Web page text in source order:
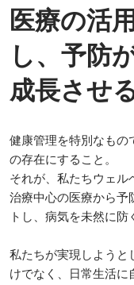
医療の活
し、予防
成長させ
健康管理を特別なもの
の存在にすること。
それが、私たちウェル
治療中心の医療から予
トし、病気を未然に防
私たちが実現しようと
けでなく、日常生活に